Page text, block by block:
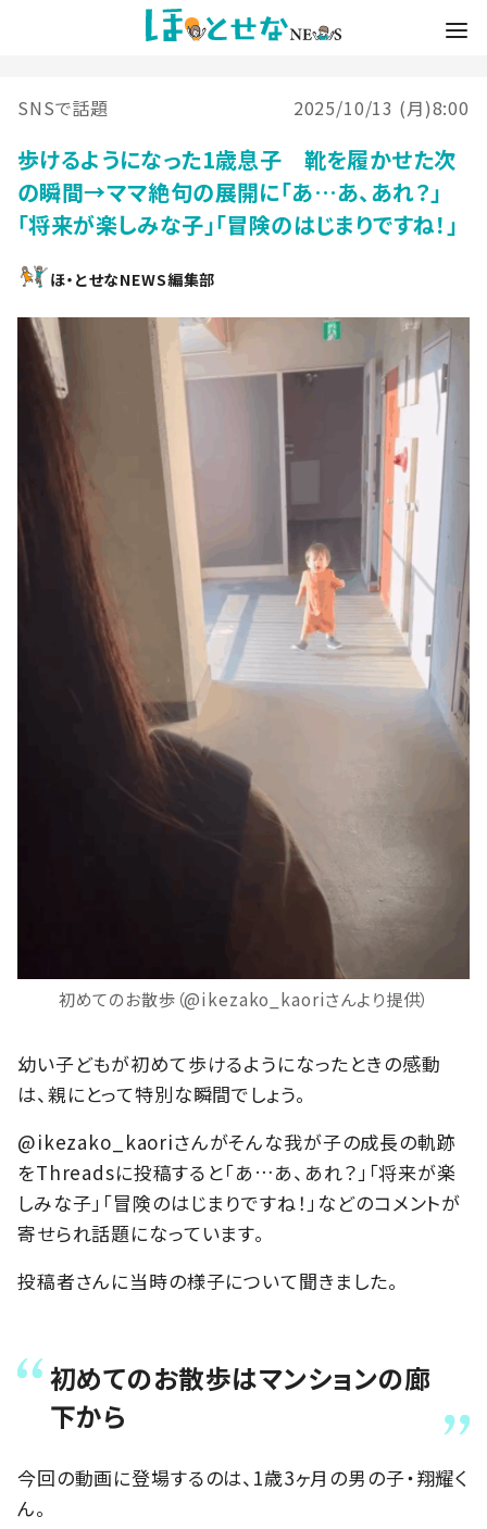
SNSで話題 2025/10/13 (月)8:00
歩けるようになった1歳息子 靴を履かせた次
の瞬間→ママ絶句の展開に「あ…あ、あれ？」
「将来が楽しみな子」「冒険のはじまりですね！」
ほ・とせなNEWS編集部
初めてのお散歩（@ikezako_kaoriさんより提供）
幼い子どもが初めて歩けるようになったときの感動
は、親にとって特別な瞬間でしょう。
@ikezako_kaoriさんがそんな我が子の成長の軌跡
をThreadsに投稿すると「あ…あ、あれ？」「将来が楽
しみな子」「冒険のはじまりですね！」などのコメントが
寄せられ話題になっています。
投稿者さんに当時の様子について聞きました。
初めてのお散歩はマンションの廊
下から
今回の動画に登場するのは、1歳3ヶ月の男の子・翔耀く
ん。